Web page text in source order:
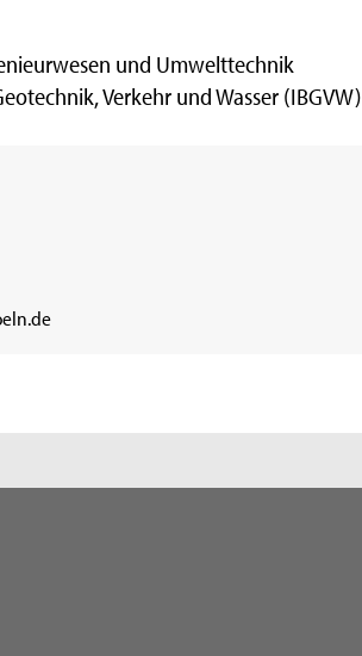
und Umwelttechnik
Verkehr und Wasser (IBGVW)